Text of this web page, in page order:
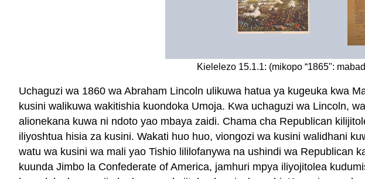
Kielelezo 15.1.1: (mikopo “1865":
Uchaguzi wa 1860 wa Abraham Lincoln ulikuwa hatua ya kugeuka kwa
kusini walikuwa wakitishia kuondoka Umoja. Kwa uchaguzi wa Lincoln,
alionekana kuwa ni ndoto yao mbaya zaidi. Chama cha Republican
iliyoshtua hisia za kusini. Wakati huo huo, viongozi wa kusini walidhani
watu wa kusini wa mali yao Tishio lililofanywa na ushindi wa Republican
kuunda Jimbo la Confederate of America, jamhuri mpya iliyojitolea